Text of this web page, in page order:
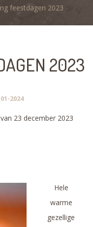
feestdagen 2023
2023
2024
23 december 2023
Hele
warme
gezellige